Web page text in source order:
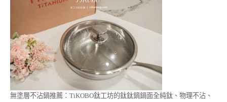
無塗層不沾鍋推薦：TiKOBO鈦工坊的鈦鈦鍋鍋面全純鈦、物理不沾、